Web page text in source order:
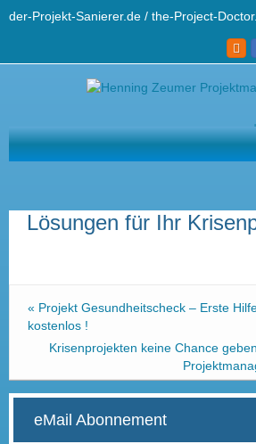
der-Projekt-Sanierer.de / the-Project-
Ihr Projekt-Sanierer
English
Lösungen für Ihr
« Projekt Gesundheitscheck – Erste
kostenlos !
Krisenprojekten keine Chance
eMail Abonnement